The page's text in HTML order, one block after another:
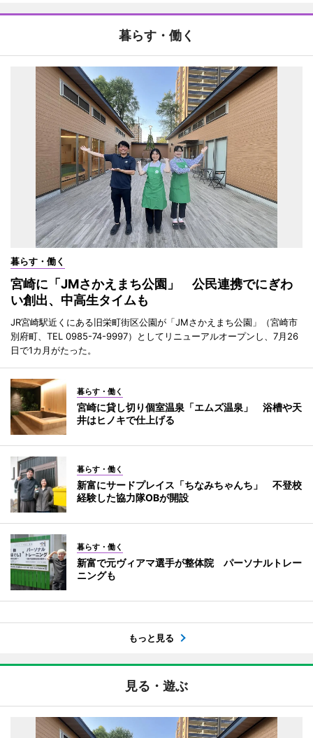
暮らす・働く
暮らす・働く
宮崎に「JMさかえまち公園」 公民連携でにぎわ
い創出、中高生タイムも
JR宮崎駅近くにある旧栄町街区公園が「JMさかえまち公園」（宮崎市
別府町、TEL 0985-74-9997）としてリニューアルオープンし、7月26
日で1カ月がたった。
暮らす・働く
宮崎に貸し切り個室温泉「エムズ温泉」 浴槽や天
井はヒノキで仕上げる
暮らす・働く
新富にサードプレイス「ちなみちゃんち」 不登校
経験した協力隊OBが開設
暮らす・働く
新富で元ヴィアマ選手が整体院 パーソナルトレー
ニングも
もっと見る
見る・遊ぶ